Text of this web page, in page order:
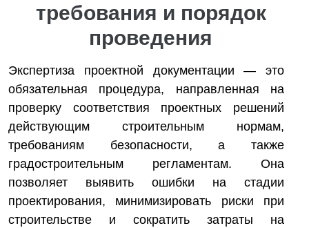
требования и порядок
проведения
Экспертиза проектной документации — это
обязательная процедура, направленная на
проверку соответствия проектных решений
действующим строительным нормам,
требованиям безопасности, а также
градостроительным регламентам. Она
позволяет выявить ошибки на стадии
проектирования, минимизировать риски при
строительстве и сократить затраты на